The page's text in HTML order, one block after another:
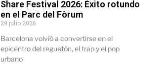
Share Festival 2026: Éxito rotundo
en el Parc del Fòrum
29 julio 2026
Barcelona volvió a convertirse en el
epicentro del reguetón, el trap y el pop
urbano